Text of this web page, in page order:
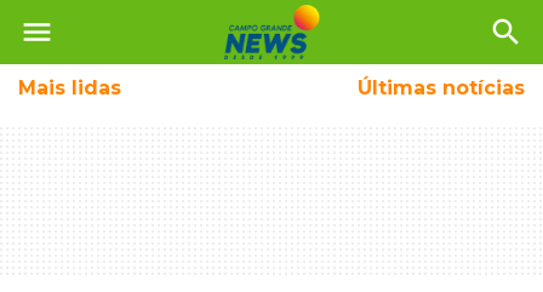
menu search
Mais lidas Últimas notícias